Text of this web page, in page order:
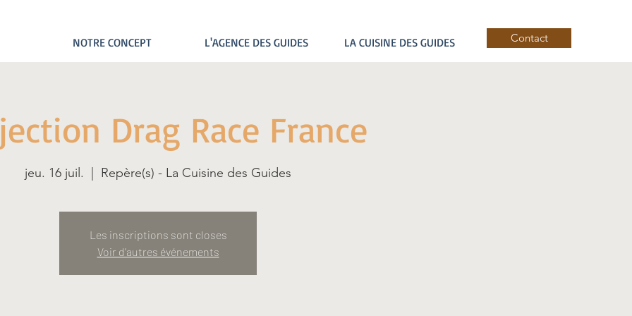
NOTRE CONCEPT L'AGENCE DES GUIDES LA CUISINE DES GUIDES Contact
Drag Race France
jeu. 16 juil. Repère(s) - La Cuisine des Guides
Les inscriptions sont closes
Voir d'autres événements